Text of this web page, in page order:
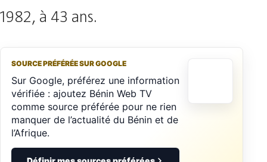
1982, à 43 ans.
SOURCE PRÉFÉRÉE SUR GOOGLE
Sur Google, préférez une information
vérifiée : ajoutez Bénin Web TV
comme source préférée pour ne rien
manquer de l’actualité du Bénin et de
l’Afrique.